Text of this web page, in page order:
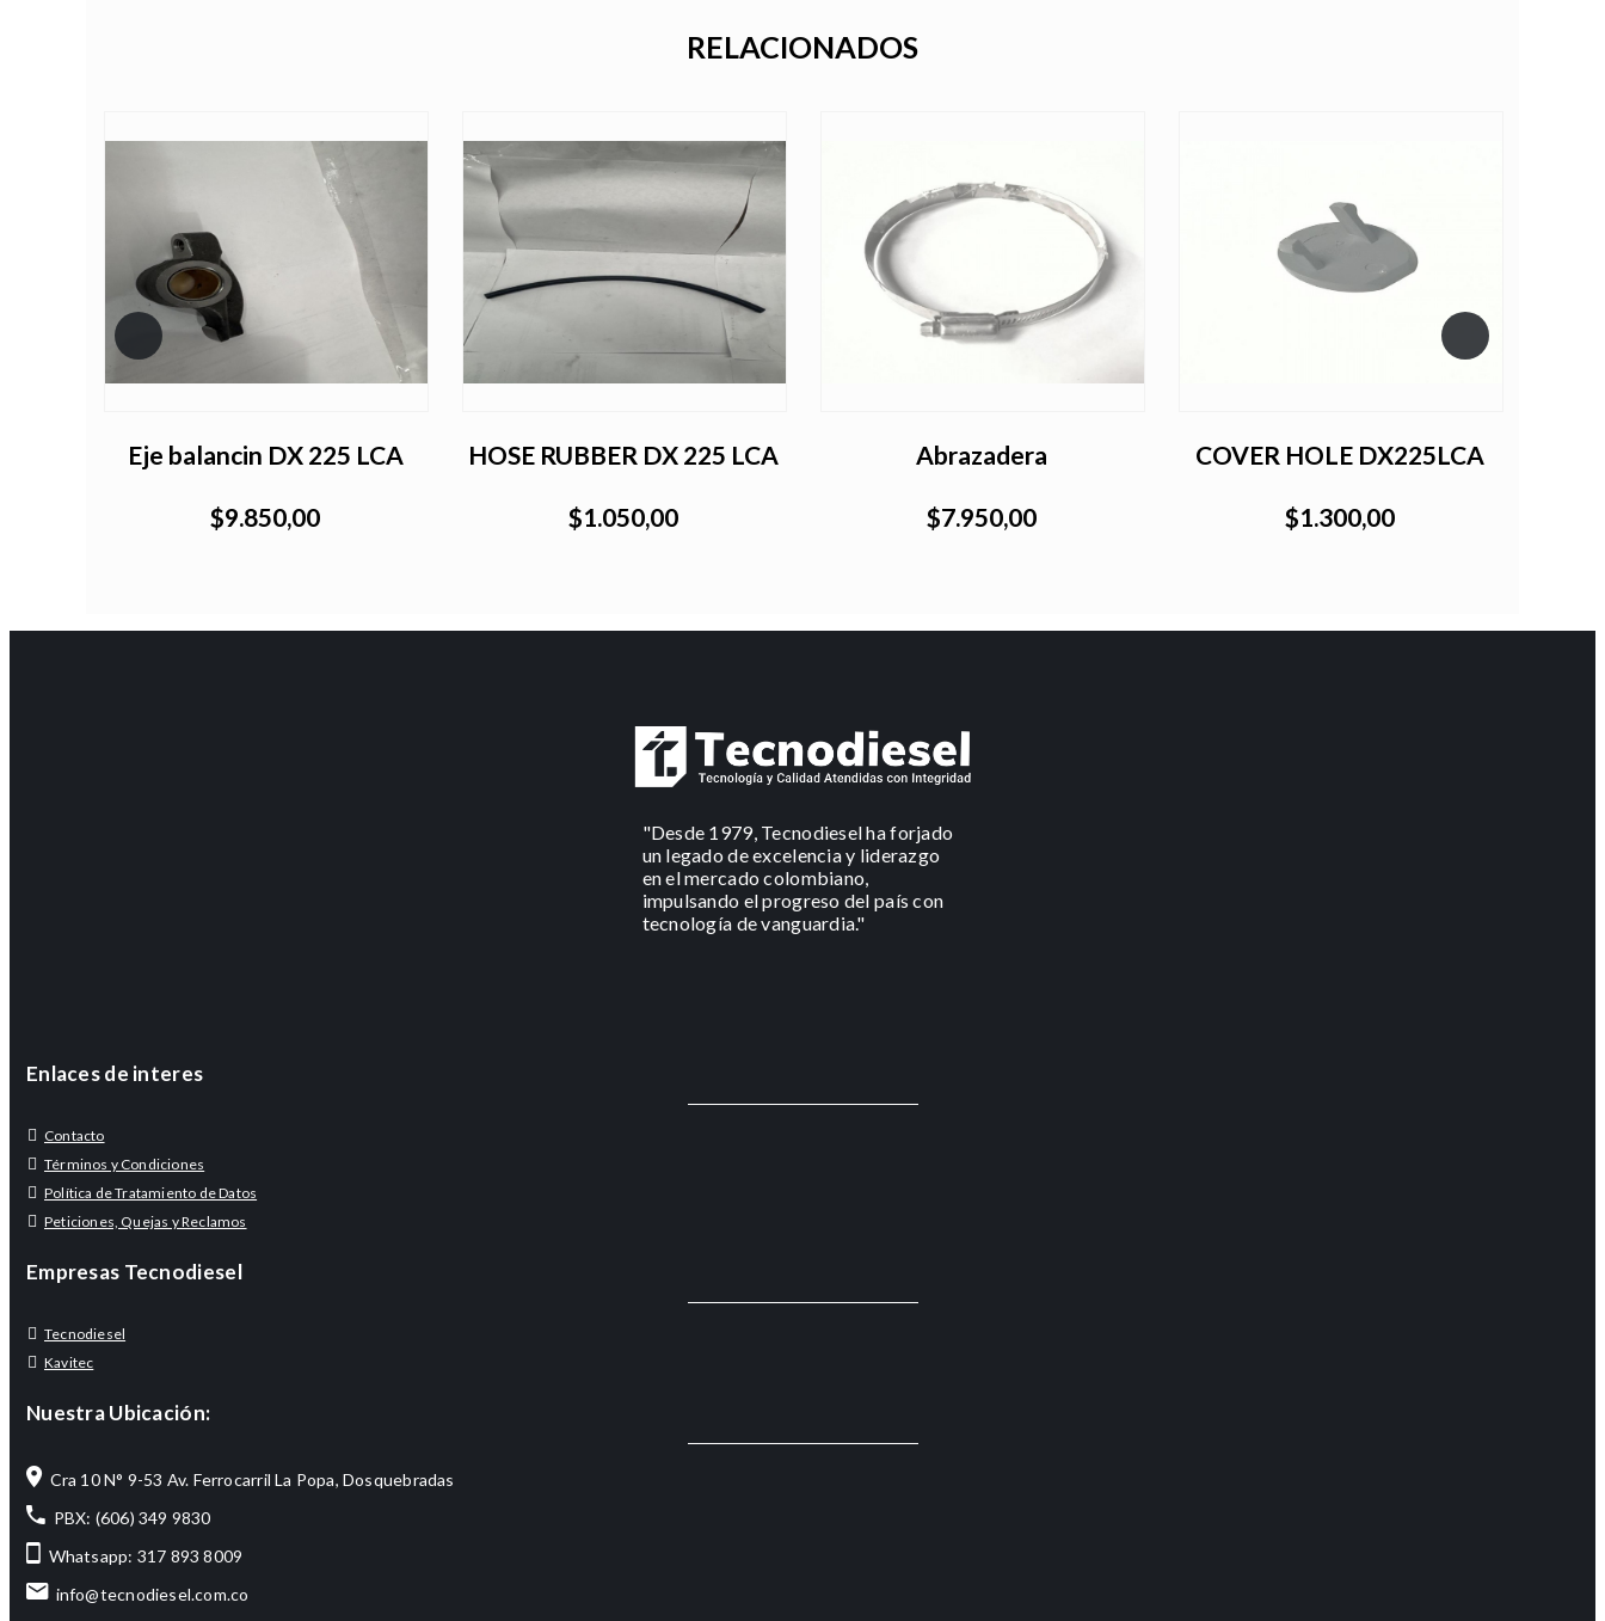
RELACIONADOS
Eje balancin DX 225 LCA
$9.850,00
HOSE RUBBER DX 225 LCA
$1.050,00
Abrazadera
$7.950,00
COVER HOLE DX225LCA
$1.300,00
"Desde 1979, Tecnodiesel ha forjado
un legado de excelencia y liderazgo
en el mercado colombiano,
impulsando el progreso del país con
tecnología de vanguardia."
Enlaces de interes
Contacto
Términos y Condiciones
Política de Tratamiento de Datos
Peticiones, Quejas y Reclamos
Empresas Tecnodiesel
Tecnodiesel
Kavitec
Nuestra Ubicación:
Cra 10 N° 9-53 Av. Ferrocarril La Popa, Dosquebradas
PBX: (606) 349 9830
Whatsapp: 317 893 8009
info@tecnodiesel.com.co